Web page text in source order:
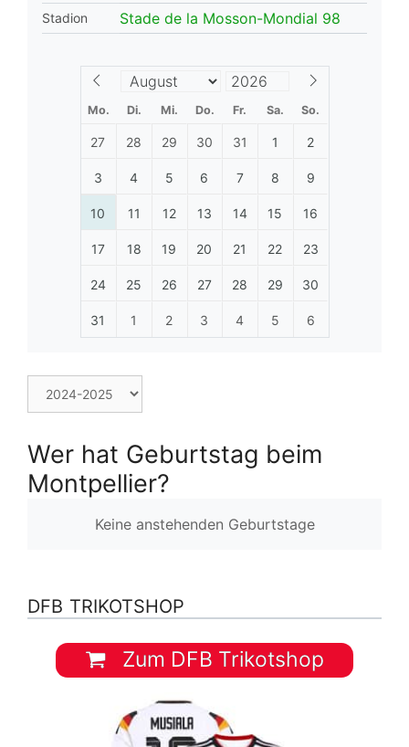
Stadion Stade de la Mosson-Mondial 98
Mo. Di. Mi. Do. Fr. Sa. So.
27 28 29 30 31 1 2
3 4 5 6 7 8 9
10 11 12 13 14 15 16
17 18 19 20 21 22 23
24 25 26 27 28 29 30
31 1 2 3 4 5 6
Wer hat Geburtstag beim
Montpellier?
Keine anstehenden Geburtstage
DFB TRIKOTSHOP
Zum DFB Trikotshop